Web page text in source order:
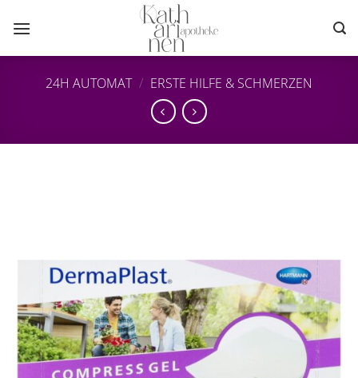
Inhalt
24H AUTOMAT / ERSTE HILFE & SCHMERZEN